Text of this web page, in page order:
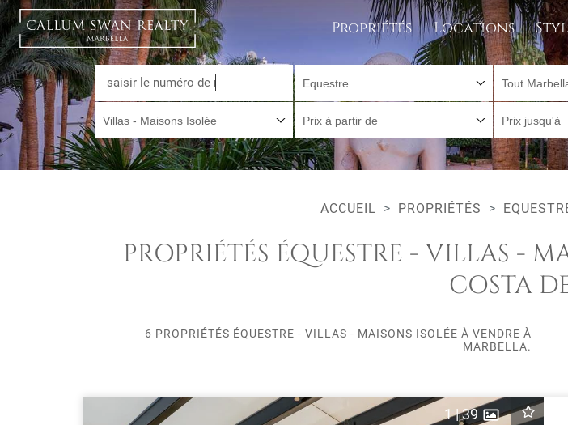
Propriétés Locations
Equestre Tout
Villas - Maisons Isolée Prix à partir de Prix jusqu'à
ACCUEIL PROPRIÉTÉS
PROPRIÉTÉS ÉQUESTRE - VILLAS -
COSTA
6 PROPRIÉTÉS ÉQUESTRE - VILLAS - MAISONS ISOLÉE À VENDRE À
MARBELLA.
1|39